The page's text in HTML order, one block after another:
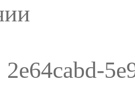
2e64cabd-